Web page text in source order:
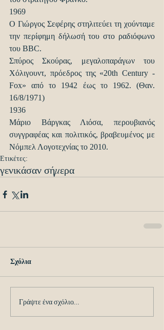
1969
Ο Γιώργος Σεφέρης στηλιτεύει τη χούνταμε
την περίφημη δήλωσή του στο ραδιόφωνο
του BBC.
Σπύρος Σκούρας, μεγαλοπαράγων του
Χόλιγουντ, πρόεδρος της «20th Century -
Fox» από το 1942 έως το 1962. (Θαν.
16/8/1971)
1936
Μάριο Βάργκας Λιόσα, περουβιανός
συγγραφέας και πολιτικός, βραβευμένος με
Νόμπελ Λογοτεχνίας το 2010.
Ετικέτες:
γενικάσαν σήμερα
Σχόλια
Γράψτε ένα σχόλιο...